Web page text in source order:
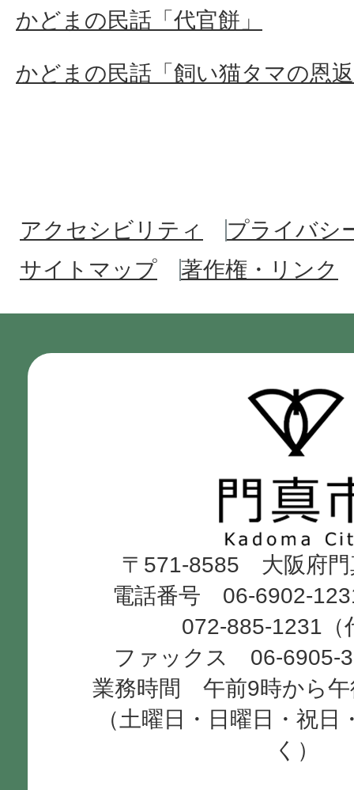
かどまの民話「代官餅」
かどまの民話「飼い猫タマの恩
アクセシビリティ
プライバシ
サイトマップ
著作権・リンク
市
Kadoma
City
〒571-8585 大阪府門
電話番号 06-6902-
072-885-1231（
ファックス 06-6905-
業務時間 午前9時から午
（土曜日・日曜日・祝日
く）